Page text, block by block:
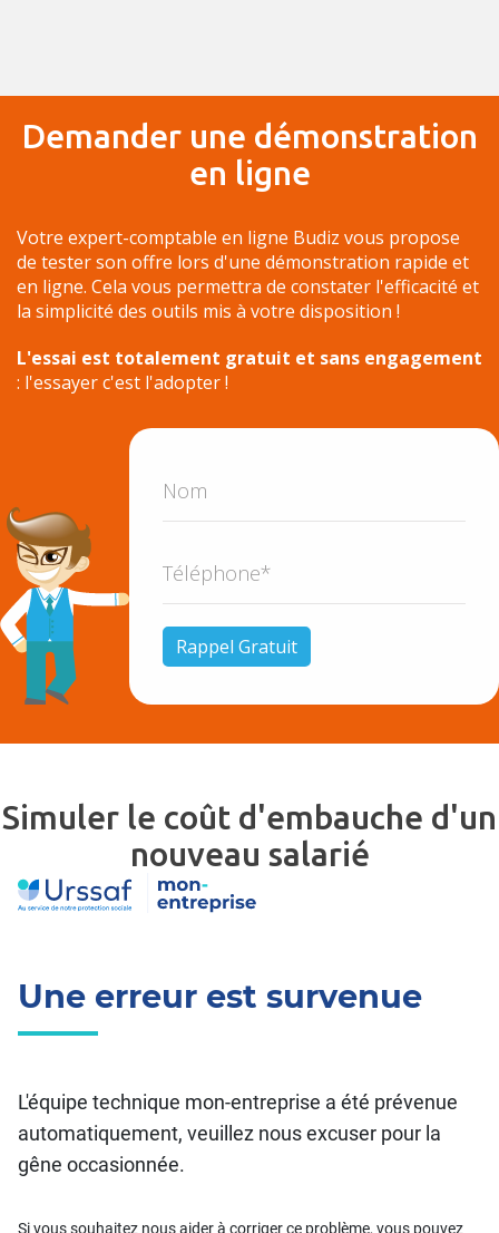
Demander une démonstration
en ligne
Votre expert-comptable en ligne Budiz vous propose
de tester son offre lors d'une démonstration rapide et
en ligne. Cela vous permettra de constater l'efficacité et
la simplicité des outils mis à votre disposition !
L'essai est totalement gratuit et sans engagement
: l'essayer c'est l'adopter !
Simuler le coût d'embauche d'un
nouveau salarié